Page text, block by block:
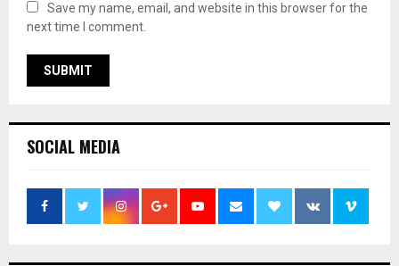
Save my name, email, and website in this browser for the
next time I comment.
SOCIAL MEDIA